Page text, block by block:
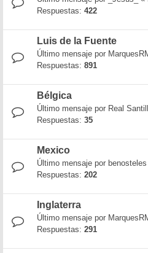
Respuestas: 422
Luis de la Fuente
Último mensaje por
Respuestas: 891
Bélgica
Último mensaje por Real
Respuestas: 35
Mexico
Último mensaje por benosteles
Respuestas: 202
Inglaterra
Último mensaje por
Respuestas: 291